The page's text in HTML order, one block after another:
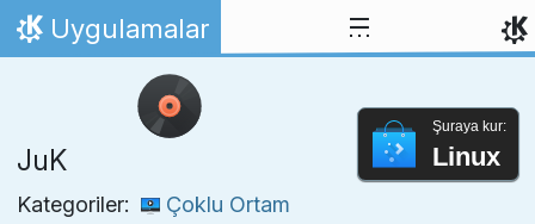
İçeriğe atla
Ana Sayfa
Uygulamalar
JuK
Kategoriler: Çoklu Ortam
Şuraya kur:
Linux